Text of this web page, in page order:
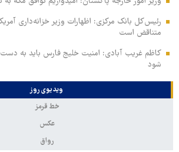
رئیس‌کل بانک مرکزی: اظهارات وزیر خزانه‌داری
متناقض است
کاظم غریب آبادی: امنیت خلیج فارس باید به
شود
ویدیوی روز
خط قرمز
عکس
رواق